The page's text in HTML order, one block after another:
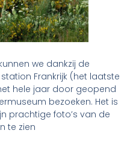
we dankzij de
Frankrijk (het laatste
hele jaar door geopend
bezoeken. Het is
prachtige foto’s van de
te zien